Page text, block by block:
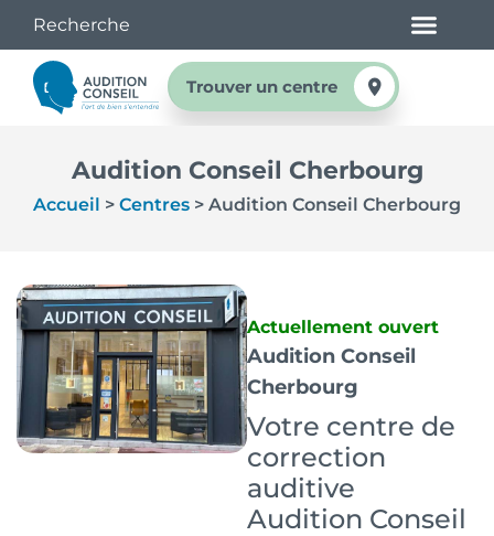
Trouver un centre
Audition Conseil Cherbourg
Accueil > Centres > Audition Conseil Cherbourg
Actuellement ouvert
Audition Conseil
Cherbourg
Votre centre de
correction
auditive
Audition Conseil